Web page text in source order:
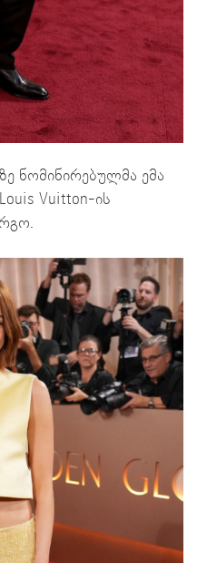
ნომინირებულმა ემა
Vuitton-ის